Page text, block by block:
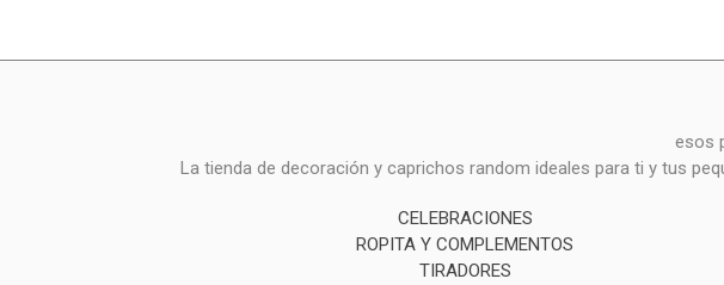
esos
La tienda de decoración y caprichos random ideales para ti y tus
CELEBRACIONES
ROPITA Y COMPLEMENTOS
TIRADORES